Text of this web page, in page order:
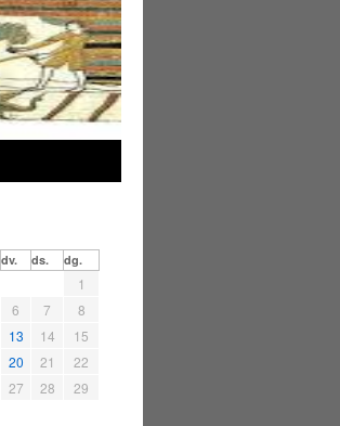
dv. ds. dg.
1
6 7
8
13 14
15
20 21
22
27 28
29